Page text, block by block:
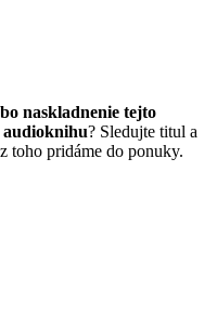
naskladnenie tejto
audioknihu? Sledujte titul a
toho pridáme do ponuky.